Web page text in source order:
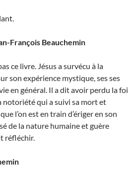
François Beauchemin
ce livre. Jésus a survécu à la
son expérience mystique, ses ses
en général. Il a dit avoir perdu la foi
notoriété qui a suivi sa mort et
l’on est en train d’ériger en son
de la nature humaine et guère
réfléchir.